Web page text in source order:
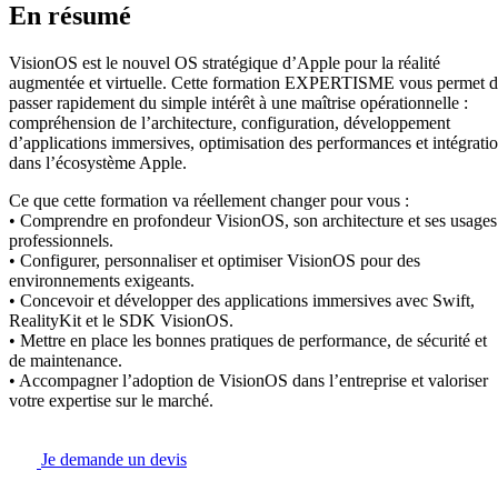
En résumé
VisionOS est le nouvel OS stratégique d’Apple pour la réalité
augmentée et virtuelle. Cette formation EXPERTISME vous permet
passer rapidement du simple intérêt à une maîtrise opérationnelle :
compréhension de l’architecture, configuration, développement
d’applications immersives, optimisation des performances et
dans l’écosystème Apple.
Ce que cette formation va réellement changer pour vous :
• Comprendre en profondeur VisionOS, son architecture et ses usages
professionnels.
• Configurer, personnaliser et optimiser VisionOS pour des
environnements exigeants.
• Concevoir et développer des applications immersives avec Swift,
RealityKit et le SDK VisionOS.
• Mettre en place les bonnes pratiques de performance, de sécurité et
de maintenance.
• Accompagner l’adoption de VisionOS dans l’entreprise et valoriser
votre expertise sur le marché.
Je demande un devis